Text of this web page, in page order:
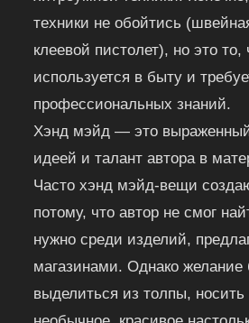
техники не обойтись
клеевой пистолет), но это то,
используется в быту и
профессиональных знаний.
Хэнд мэйд — это
идеей и талант автора в
Часто хэнд мэйд-вещи
потому, что автор не смог
нужно среди изделий,
магазинами. Однако желание
выделиться из толпы, носить